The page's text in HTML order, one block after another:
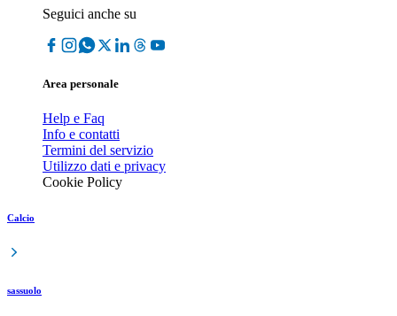
Seguici anche su
Area personale
Help e Faq
Info e contatti
Termini del servizio
Utilizzo dati e privacy
Cookie Policy
Calcio
sassuolo